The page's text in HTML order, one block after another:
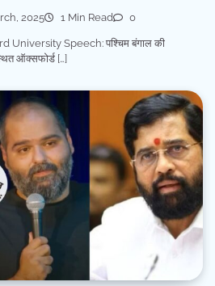
2025 1 Min Read 0
University Speech: पश्चिम बंगाल की
ऑक्सफोर्ड […]